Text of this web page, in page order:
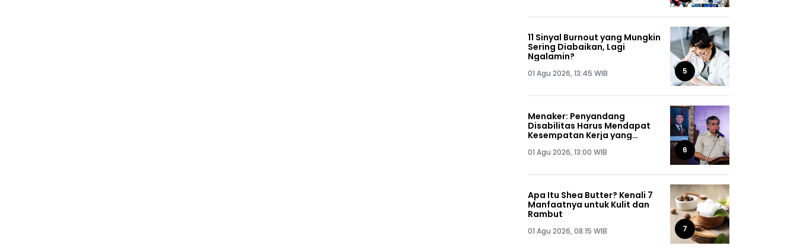
11 Sinyal Burnout yang Mungkin
Sering Diabaikan, Lagi
Ngalamin?
01 Agu 2026, 13:45 WIB 5
Menaker: Penyandang
Disabilitas Harus Mendapat
Kesempatan Kerja yang
01 Agu 2026, 13:00 WIB 6
Apa Itu Shea Butter? Kenali 7
Manfaatnya untuk Kulit dan
Rambut
01 Agu 2026, 08:15 WIB 7